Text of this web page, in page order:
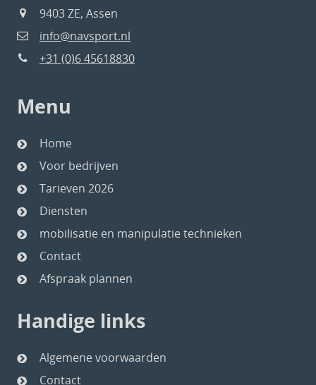
9403 ZE, Assen
info@navsport.nl
+31 (0)6 45618830
Menu
Home
Voor bedrijven
Tarieven 2026
Diensten
mobilisatie en manipulatie technieken
Contact
Afspraak plannen
Handige links
Algemene voorwaarden
Contact